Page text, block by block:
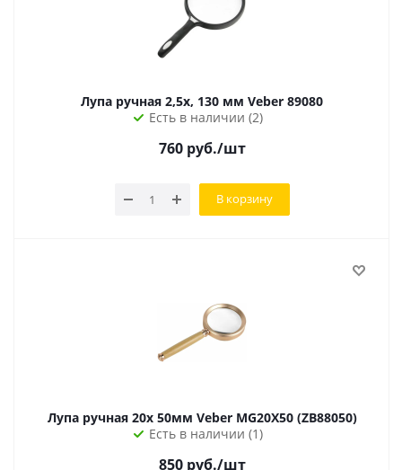
Лупа ручная 2,5х, 130 мм Veber 89080
Есть в наличии (2)
760руб./шт
В корзину
Лупа ручная 20х 50мм Veber MG20X50 (ZB88050)
Есть в наличии (1)
850руб./шт